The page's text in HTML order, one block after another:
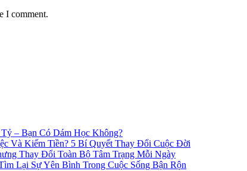
I comment.
– Bạn Có Dám Học Không?
Và Kiếm Tiền? 5 Bí Quyết Thay Đổi Cuộc Đời
Thay Đổi Toàn Bộ Tâm Trạng Mỗi Ngày
Lại Sự Yên Bình Trong Cuộc Sống Bận Rộn